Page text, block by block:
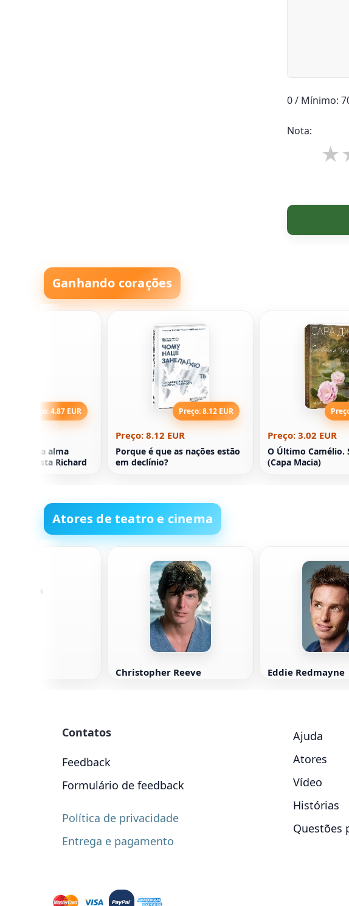
0 / Mínimo:
Nota:
Ganhando corações
Preço: 4.87 EUR
para a alma
racionalista Richard
Preço: 8.12 EUR
Preço: 8.12 EUR
Porque é que as nações estão
em declínio?
Preço: 3.02 EUR
O Último Camélio.
(Capa Macia)
Atores de teatro e cinema
Christopher Reeve Eddie Redmayne
Contatos
Feedback
Formulário de feedback
Política de privacidade
Entrega e pagamento
Ajuda
Atores
Vídeo
Histórias
Questões